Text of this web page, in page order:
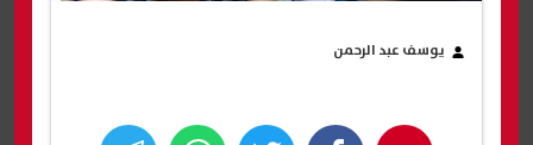
يوسف عبد الرحمن